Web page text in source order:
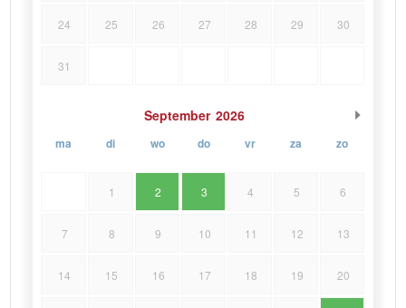
24 25 26 27 28 29 30
31
September 2026
ma di wo do vr za zo
1 2 3 4 5 6
7 8 9 10 11 12 13
14 15 16 17 18 19 20